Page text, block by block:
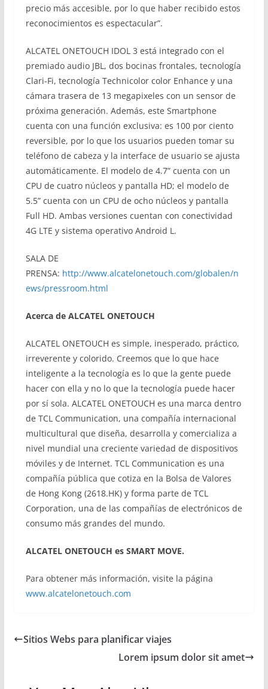
precio más accesible, por lo que haber recibido estos
reconocimientos es espectacular”.
ALCATEL ONETOUCH IDOL 3 está integrado con el
premiado audio JBL, dos bocinas frontales, tecnología
Clari-Fi, tecnología Technicolor color Enhance y una
cámara trasera de 13 megapixeles con un sensor de
próxima generación. Además, este Smartphone
cuenta con una función exclusiva: es 100 por ciento
reversible, por lo que los usuarios pueden tomar su
teléfono de cabeza y la interface de usuario se ajusta
automáticamente. El modelo de 4.7” cuenta con un
CPU de cuatro núcleos y pantalla HD; el modelo de
5.5” cuenta con un CPU de ocho núcleos y pantalla
Full HD. Ambas versiones cuentan con conectividad
4G LTE y sistema operativo Android L.
SALA DE
PRENSA: http://www.alcatelonetouch.com/globalen/n
ews/pressroom.html
Acerca de ALCATEL ONETOUCH
ALCATEL ONETOUCH es simple, inesperado, práctico,
irreverente y colorido. Creemos que lo que hace
inteligente a la tecnología es lo que la gente puede
hacer con ella y no lo que la tecnología puede hacer
por sí sola. ALCATEL ONETOUCH es una marca dentro
de TCL Communication, una compañía internacional
multicultural que diseña, desarrolla y comercializa a
nivel mundial una creciente variedad de dispositivos
móviles y de Internet. TCL Communication es una
compañía pública que cotiza en la Bolsa de Valores
de Hong Kong (2618.HK) y forma parte de TCL
Corporation, una de las compañías de electrónicos de
consumo más grandes del mundo.
ALCATEL ONETOUCH es SMART MOVE.
Para obtener más información, visite la página
www.alcatelonetouch.com
Sitios Webs para planificar viajes
Lorem ipsum dolor sit amet